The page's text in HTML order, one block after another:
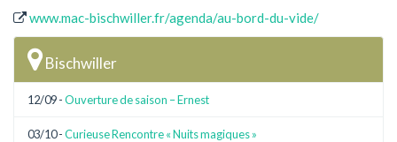
www.mac-bischwiller.fr/agenda/au-bord-du-vide/
Bischwiller
12/09 -Ouverture de saison – Ernest
03/10 -Curieuse Rencontre « Nuits magiques »